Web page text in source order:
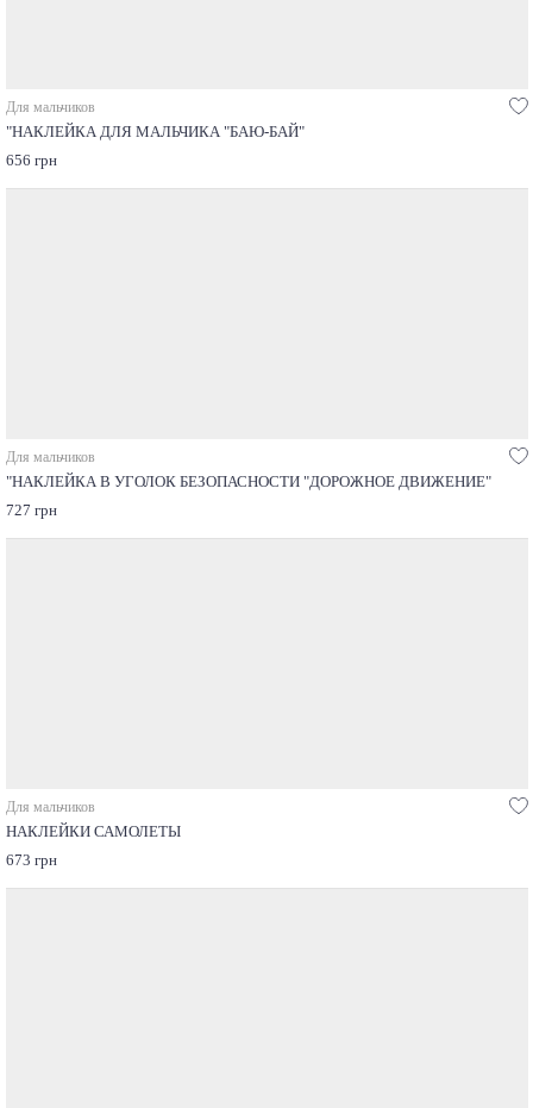
Для мальчиков
"НАКЛЕЙКА ДЛЯ МАЛЬЧИКА "БАЮ-БАЙ"
656 грн
Для мальчиков
"НАКЛЕЙКА В УГОЛОК БЕЗОПАСНОСТИ "ДОРОЖНОЕ ДВИЖЕНИЕ"
727 грн
Для мальчиков
НАКЛЕЙКИ САМОЛЕТЫ
673 грн